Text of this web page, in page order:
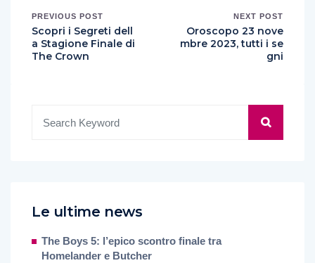
PREVIOUS POST
Scopri i Segreti dell
a Stagione Finale di
The Crown
NEXT POST
Oroscopo 23 nove
mbre 2023, tutti i se
gni
Le ultime news
The Boys 5: l’epico scontro finale tra
Homelander e Butcher